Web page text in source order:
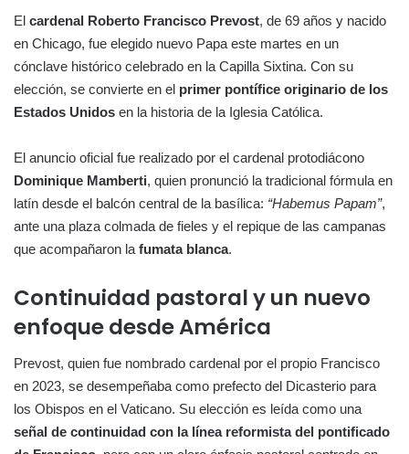
El cardenal Roberto Francisco Prevost, de 69 años y nacido
en Chicago, fue elegido nuevo Papa este martes en un
cónclave histórico celebrado en la Capilla Sixtina. Con su
elección, se convierte en el primer pontífice originario de los
Estados Unidos en la historia de la Iglesia Católica.
El anuncio oficial fue realizado por el cardenal protodiácono
Dominique Mamberti, quien pronunció la tradicional fórmula en
latín desde el balcón central de la basílica: “Habemus Papam”,
ante una plaza colmada de fieles y el repique de las campanas
que acompañaron la fumata blanca.
Continuidad pastoral y un nuevo
enfoque desde América
Prevost, quien fue nombrado cardenal por el propio Francisco
en 2023, se desempeñaba como prefecto del Dicasterio para
los Obispos en el Vaticano. Su elección es leída como una
señal de continuidad con la línea reformista del pontificado